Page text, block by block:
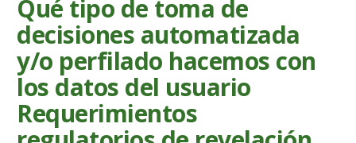
Qué tipo de toma de
decisiones automatizada
y/o perfilado hacemos con
los datos del usuario
Requerimientos